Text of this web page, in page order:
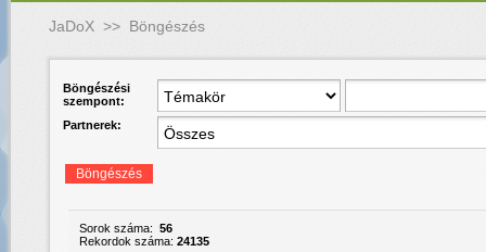
JaDoX>> Böngészés
Böngészési
szempont:
Partnerek:
Böngészés
Sorok száma: 56
Rekordok száma: 24135